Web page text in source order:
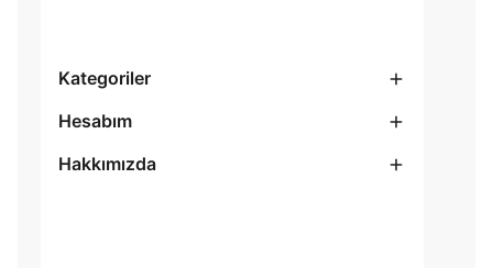
Kategoriler
Hesabım
Hakkımızda